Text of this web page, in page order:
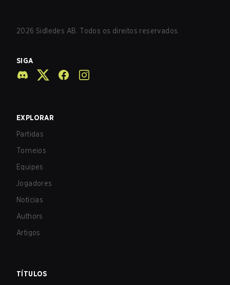
2026 Sidledes AB. Todos os direitos reservados.
SIGA
EXPLORAR
Partidas
Torneios
Equipes
Jogadores
Notícias
Authors
Artigos
TÍTULOS